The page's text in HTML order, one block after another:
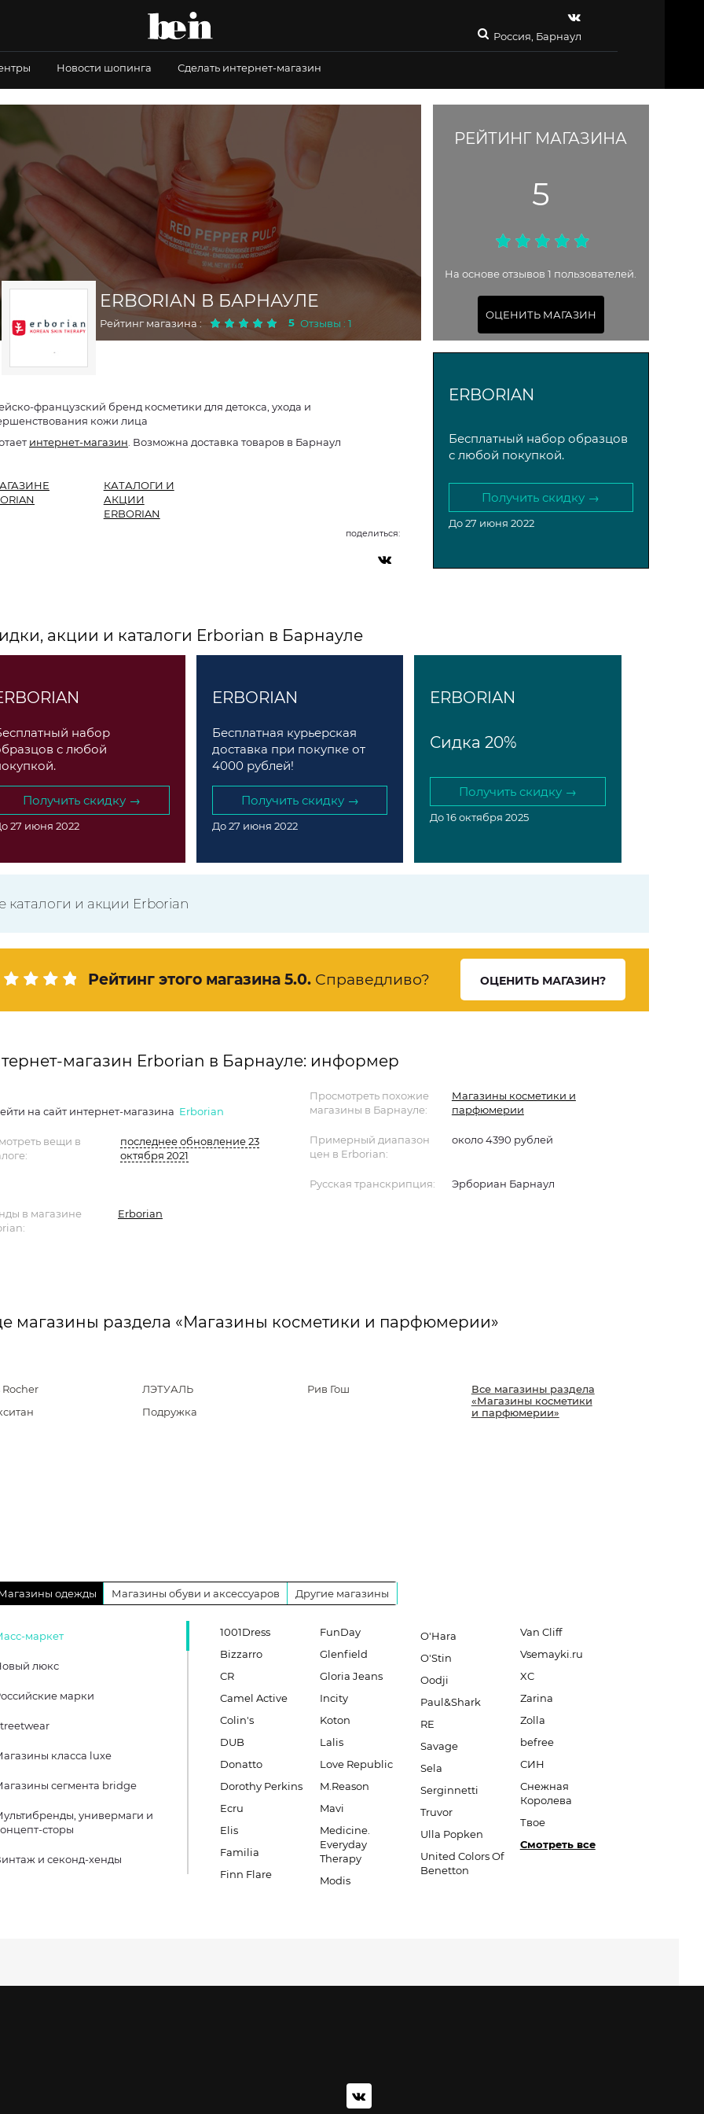
Россия, Барнаул
Новости шопинга Сделать интернет-магазин
ERBORIAN В БАРНАУЛЕ
Рейтинг магазина : 5 Отзывы : 1
РЕЙТИНГ МАГАЗИНА
5
На основе отзывов 1 пользователей.
ОЦЕНИТЬ МАГАЗИН
французский бренд косметики для детокса, ухода и
кожи лица
интернет-магазин . Возможна доставка товаров в Барнаул
КАТАЛОГИ И
АКЦИИ
ERBORIAN
поделиться:
ERBORIAN
Бесплатный набор образцов
с любой покупкой.
Получить скидку →
До 27 июня 2022
акции и каталоги Erborian в Барнауле
набор
с любой
Получить скидку →
27 июня 2022
ERBORIAN
Бесплатная курьерская
доставка при покупке от
4000 рублей!
Получить скидку →
До 27 июня 2022
ERBORIAN
Сидка 20%
Получить скидку →
До 16 октября 2025
каталоги и акции Erborian
Рейтинг этого магазина 5.0. Справедливо? ОЦЕНИТЬ МАГАЗИН?
магазин Erborian в Барнауле: информер
на сайт интернет-магазина Erborian
вещи в
последнее обновление 23
октября 2021
Просмотреть похожие
магазины в Барнауле:
Магазины косметики и
парфюмерии
Примерный диапазон
цен в Erborian:
около 4390 рублей
Русская транскрипция: Эрбориан Барнаул
в магазине
Erborian
магазины раздела «Магазины косметики и парфюмерии»
Rocher
ЛЭТУАЛЬ
Подружка
Рив Гош
Все магазины раздела
«Магазины косметики
и парфюмерии»
одежды Магазины обуви и аксессуаров Другие магазины
маркет
люкс
марки
класса luxe
сегмента bridge
универмаги и
сторы
и секонд-хенды
1001Dress
Bizzarro
CR
Camel Active
Colin's
DUB
Donatto
Dorothy Perkins
Ecru
Elis
Familia
Finn Flare
FunDay
Glenfield
Gloria Jeans
Incity
Koton
Lalis
Love Republic
M.Reason
Mavi
Medicine.
Everyday
Therapy
Modis
O'Hara
O'Stin
Oodji
Paul&Shark
RE
Savage
Sela
Serginnetti
Truvor
Ulla Popken
United Colors Of
Benetton
Van Cliff
Vsemayki.ru
XC
Zarina
Zolla
befree
СИН
Снежная
Королева
Твое
Смотреть все